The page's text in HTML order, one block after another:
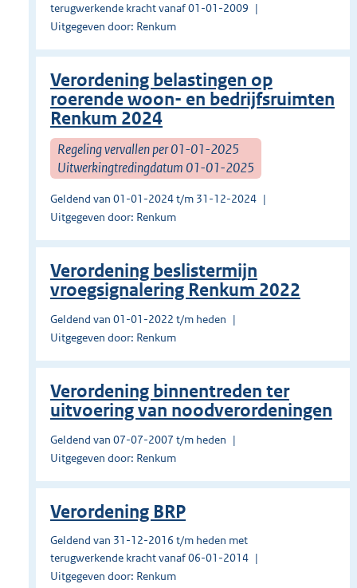
terugwerkende kracht vanaf 01-01-2009
Uitgegeven door: Renkum
Verordening belastingen op
roerende woon- en bedrijfsruimten
Renkum 2024
Regeling vervallen per 01-01-2025
Uitwerkingtredingdatum 01-01-2025
Geldend van 01-01-2024 t/m 31-12-2024
Uitgegeven door: Renkum
Verordening beslistermijn
vroegsignalering Renkum 2022
Geldend van 01-01-2022 t/m heden
Uitgegeven door: Renkum
Verordening binnentreden ter
uitvoering van noodverordeningen
Geldend van 07-07-2007 t/m heden
Uitgegeven door: Renkum
Verordening BRP
Geldend van 31-12-2016 t/m heden met
terugwerkende kracht vanaf 06-01-2014
Uitgegeven door: Renkum